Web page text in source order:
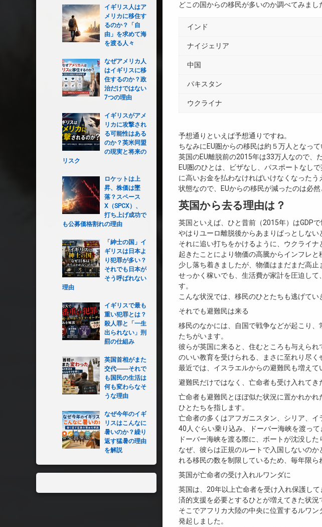
どこの国からの移民が多いのか調べてみまし
インド
ナイジェリア
中国
パキスタン
ウクライナ
予想通りといえば予想通りですね。
ちなみにEU圏からの移民は約５万人となって
英国のEU離脱前の2015年は33万人なので、
EU圏のひとは、ビザなし、パスポートなし
に高いお金を払わなければいけなくなった
状態なので、EUからの移民が減ったのは必然
英国から去る理由は？
英国といえば、ひと昔前（2015年）はGDP
やはりユーロ離脱後からあまりぱっとしない
それに追い打ちをかけるように、ウクライ
起きたことにより物価の高騰からインフレ
少し落ち着きましたが、物価はまだまだ高止
せっかく稼いでも、生活費が家計を圧迫し
す。
こんな状況では、移民のひとたちも逃げてい
それでも避難民は来る
移民のなかには、自国で戦争などが起こり
たちがいます。
彼らが英国に来ると、住むところも与えら
のいい教育を受けられる、まさに至れり尽く
最近では、イスラエルからの避難民も増えて
避難民だけではなく、亡命者も受け入れてき
亡命者も避難民とほぼ似た状況に置かれか
ひとたちを指します。
亡命者の多くはアフガニスタン、シリア、
40人ぐらい乗り込み、ドーバー海峡を渡って
ドーバー海峡を渡る際に、ボートが沈没し
なぜ、彼らは正規のルートで入国しないの
れる移民の数を制限しているため、毎年限ら
英国が亡命者の受け入れルワンダに
英国は、20年以上亡命者を受け入れ保護し
済的支援を必要とするひとが増えてきた状況
そこでアフリカ大陸の中央に位置するルワ
発起しました。
イギリス人はア
メリカに移住す
るのか？「自
由」を求めて海
を渡る人々
なぜアメリカ人
はイギリスに移
住するのか？政
治だけではない
7つの理由
イギリスがアメ
リカに攻撃され
る可能性はある
のか？英米同盟
の現実と将来の
リスク
ロケットは上
昇、株価は墜
落？スペース
X（SPCX）、
打ち上げ成功で
も公募価格割れの理由
「紳士の国」イ
ギリスは日本よ
り犯罪が多い？
それでも日本が
そう呼ばれない
理由
イギリスで最も
重い犯罪とは？
殺人罪と「一生
出られない」刑
罰の仕組み
英国首相がまた
交代――それで
も国民の生活は
何も変わらなそ
うな理由
なぜ今年のイギ
リスはこんなに
暑いのか？繰り
返す猛暑の理由
を解説